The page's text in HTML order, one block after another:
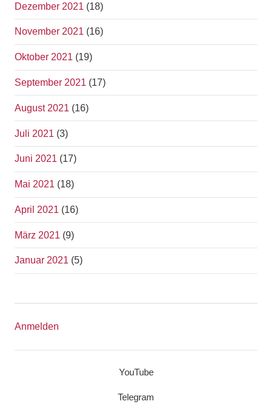
Dezember 2021 (18)
November 2021 (16)
Oktober 2021 (19)
September 2021 (17)
August 2021 (16)
Juli 2021 (3)
Juni 2021 (17)
Mai 2021 (18)
April 2021 (16)
März 2021 (9)
Januar 2021 (5)
Anmelden
YouTube
Telegram